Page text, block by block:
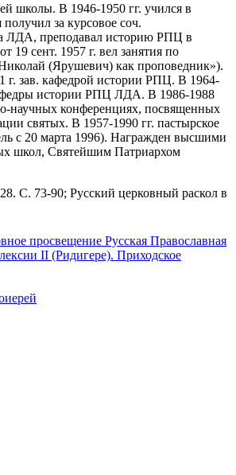
школы. В 1946-1950 гг. учился в
за курсовое соч.
ЛДА, преподавал историю РПЦ в
сент. 1957 г. вел занятия по
(Ярушевич) как проповедник»).
г. зав. кафедрой истории РПЦ. В 1964-
истории РПЦ ЛДА. В 1986-1988
научных конференциях, посвященных
святых. В 1957-1990 гг. пастырское
с 20 марта 1996). Награжден высшими
школ, Святейшим Патриархом
С. 73-90; Русский церковный раскол в
просвещение Русская Православная
II (Ридигере). Приходское